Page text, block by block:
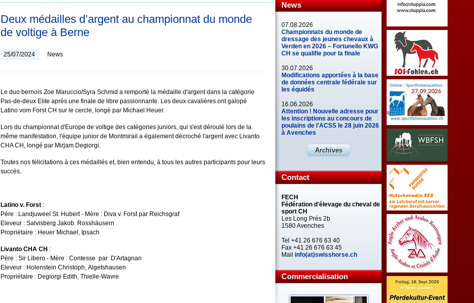
Deux médailles d’argent au championnat du monde
de voltige à Berne
25/07/2024 News
Le duo bernois Zoe Maruccio/Syra Schmid a remporté la médaille d'argent dans la catégorie
Pas-de-deux Elite après une finale de libre passionnante. Les deux cavalières ont galopé
Latino vom Forst CH sur le cercle, longé par Michael Heuer.
Lors du championnat d'Europe de voltige des catégories juniors, qui s'est déroulé lors de la
même manifestation, l'équipe junior de Montmirail a également décroché l'argent avec Livanto
CHA CH, longé par Mirjam Degiorgi.
Toutes nos félicitations à ces médaillés et, bien entendu, à tous les autres participants pour leurs
succès.
Latino v. Forst :
Père : Landjuweel St. Hubert - Mère : Diva v. Forst par Reichsgraf
Eleveur : Salvisberg Jakob. Rosshäusern
Propriétaire : Heuer Michael, Ipsach
Livanto CHA CH :
Père : Sir Libero - Mère : Contesse par D'Artagnan
Eleveur : Holenstein Christoph, Algetshausen
Propriétaire : Degiorgi Edith, Thielle-Wavre
News
07.08.2026
Championnats du monde de
dressage des jeunes chevaux à
Verden en 2026 – Fortunello KWG
CH se qualifie pour la finale
30.07.2026
Modifications apportées à la base
de données centrale fédérale sur
les équidés
16.06.2026
Attention ! Nouvelle adresse pour
les inscriptions au concours de
poulains de l'ACSS le 28 juin 2026
à Avenches
Archives
Contact
FECH
Fédération d'élevage du cheval de
sport CH
Les Long Prés 2b
1580 Avenches
Tel +41 26 676 63 40
Fax +41 26 676 63 45
Mail info(at)swisshorse.ch
Commercialisation